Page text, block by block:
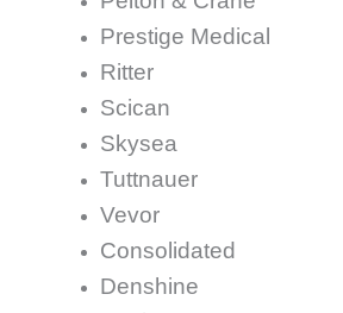
Prestige Medical
Ritter
Scican
Skysea
Tuttnauer
Vevor
Consolidated
Denshine